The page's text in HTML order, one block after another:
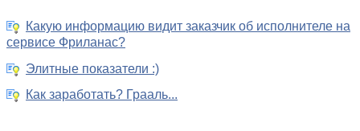
Какую информацию видит заказчик об исполнителе на
сервисе Фриланас?
Элитные показатели :)
Как заработать? Грааль...